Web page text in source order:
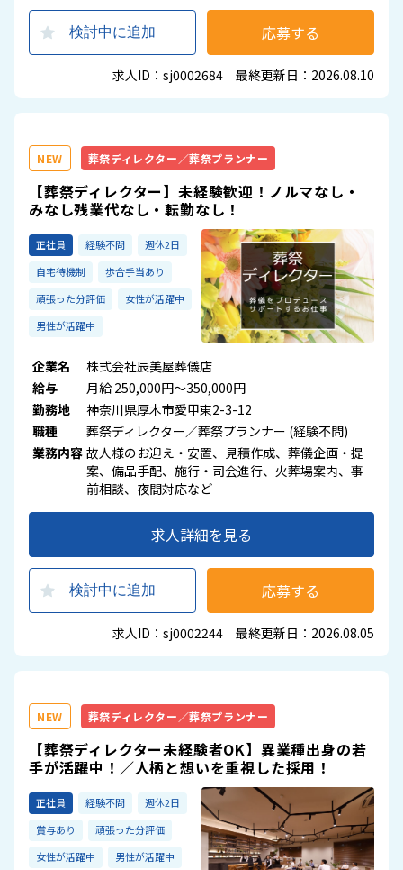
検討中に追加 応募する
求人ID：sj0002684 最終更新日：2026.08.10
NEW 葬祭ディレクター／葬祭プランナー
【葬祭ディレクター】未経験歓迎！ノルマなし・
みなし残業代なし・転勤なし！
正社員 経験不問
週休2日
自宅待機制
歩合手当あり
頑張った分評価
女性が活躍中
男性が活躍中
企業名
株式会社辰美屋葬儀店
給与
月給 250,000円～350,000円
勤務地
神奈川県厚木市愛甲東2-3-12
職種
葬祭ディレクター／葬祭プランナー (経験不問)
業務内容 故人様のお迎え・安置、見積作成、葬儀企画・提
案、備品手配、施行・司会進行、火葬場案内、事
前相談、夜間対応など
求人詳細を見る
検討中に追加 応募する
求人ID：sj0002244 最終更新日：2026.08.05
NEW 葬祭ディレクター／葬祭プランナー
【葬祭ディレクター未経験者OK】異業種出身の若
手が活躍中！／人柄と想いを重視した採用！
正社員 経験不問
週休2日
賞与あり
頑張った分評価
女性が活躍中
男性が活躍中